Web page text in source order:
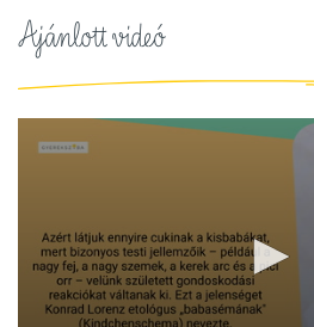
Ajánlott videó